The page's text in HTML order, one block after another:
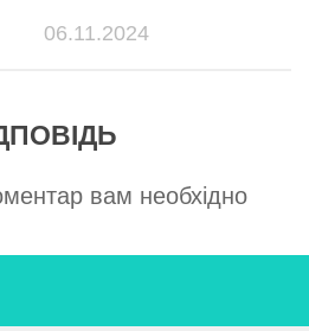
06.11.2024
вам необхідно